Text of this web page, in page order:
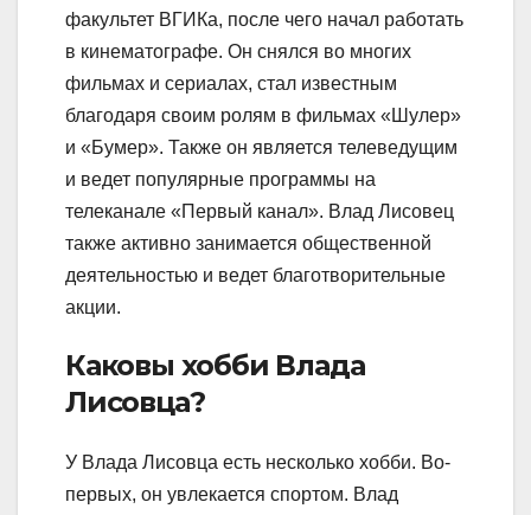
факультет ВГИКа, после чего начал работать
в кинематографе. Он снялся во многих
фильмах и сериалах, стал известным
благодаря своим ролям в фильмах «Шулер»
и «Бумер». Также он является телеведущим
и ведет популярные программы на
телеканале «Первый канал». Влад Лисовец
также активно занимается общественной
деятельностью и ведет благотворительные
акции.
Каковы хобби Влада
Лисовца?
У Влада Лисовца есть несколько хобби. Во-
первых, он увлекается спортом. Влад